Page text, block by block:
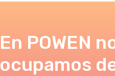
En POWEN
ocupamos